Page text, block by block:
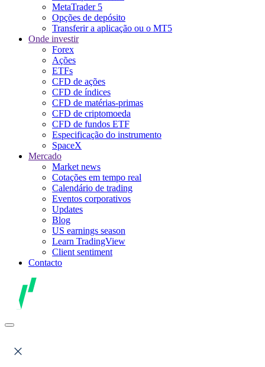
MetaTrader 5
Opções de depósito
Transferir a aplicação ou o MT5
Onde investir
Forex
Ações
ETFs
CFD de ações
CFD de índices
CFD de matérias-primas
CFD de criptomoeda
CFD de fundos ETF
Especificação do instrumento
SpaceX
Mercado
Market news
Cotações em tempo real
Calendário de trading
Eventos corporativos
Updates
Blog
US earnings season
Learn TradingView
Client sentiment
Contacto